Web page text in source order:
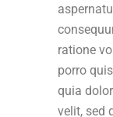
ratione
porro
quia
velit, sed